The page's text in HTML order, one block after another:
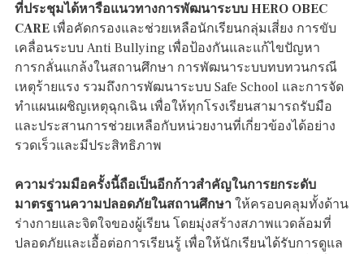
ที่ประชุมได้หารือแนวทางการพัฒนาระบบ HERO OBEC
CARE เพื่อคัดกรองและช่วยเหลือนักเรียนกลุ่มเสี่ยง การขับ
เคลื่อนระบบ Anti Bullying เพื่อป้องกันและแก้ไขปัญหา
การกลั่นแกล้งในสถานศึกษา การพัฒนาระบบทบทวนกรณี
เหตุร้ายแรง รวมถึงการพัฒนาระบบ Safe School และการจัด
ทำแผนเผชิญเหตุฉุกเฉิน เพื่อให้ทุกโรงเรียนสามารถรับมือ
และประสานการช่วยเหลือกับหน่วยงานที่เกี่ยวข้องได้อย่าง
รวดเร็วและมีประสิทธิภาพ
ความร่วมมือครั้งนี้ถือเป็นอีกก้าวสำคัญในการยกระดับ
มาตรฐานความปลอดภัยในสถานศึกษา ให้ครอบคลุมทั้งด้าน
ร่างกายและจิตใจของผู้เรียน โดยมุ่งสร้างสภาพแวดล้อมที่
ปลอดภัยและเอื้อต่อการเรียนรู้ เพื่อให้นักเรียนได้รับการดูแล